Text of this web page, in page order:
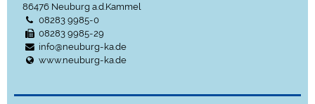
86476 Neuburg a.d.Kammel
08283 9985-0
08283 9985-29
info@neuburg-ka.de
www.neuburg-ka.de